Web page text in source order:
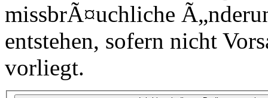
missbrÃ¤uchliche
entstehen, sofern nicht
vorliegt.